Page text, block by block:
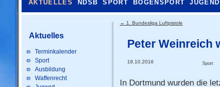
AKTUELLES NDSB SPORT BOGENSPORT JUGEND
Aktuelles
Terminkalender
Sport
Ausbildung
Waffenrecht
← 1. Bundesliga Luftpistole
Peter Weinreich
18.10.2016 Sport
In Dortmund wurden die